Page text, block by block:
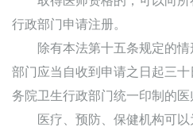
行政部门申请注册。
除有本法第十五条规定的情
部门应当自收到申请之日起三
务院卫生行政部门统一印制的医
医疗、预防、保健机构可以